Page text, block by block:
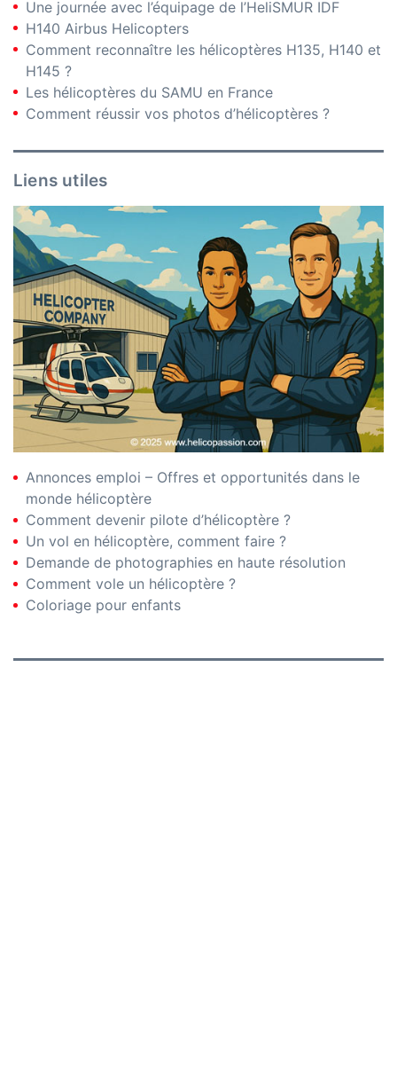
Une journée avec l’équipage de l’HeliSMUR IDF
H140 Airbus Helicopters
Comment reconnaître les hélicoptères H135, H140 et
H145 ?
Les hélicoptères du SAMU en France
Comment réussir vos photos d’hélicoptères ?
Liens utiles
Annonces emploi – Offres et opportunités dans le
monde hélicoptère
Comment devenir pilote d’hélicoptère ?
Un vol en hélicoptère, comment faire ?
Demande de photographies en haute résolution
Comment vole un hélicoptère ?
Coloriage pour enfants